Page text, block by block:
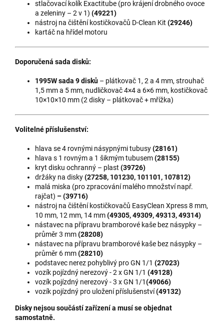
stlačovací kolík Exactitube (pro krájení drobného ovoce
a zeleniny – 2 v 1) (49221)
nástroj na čištění kostičkovačů D-Clean Kit (29246)
kartáč na hřídel motoru
Doporučená sada disků:
1995W sada 9 disků – plátkovač 1, 2 a 4 mm, strouhač
1,5 mm a 5 mm, nudličkovač 4×4 a 6×6 mm, kostičkovač
10×10×10 mm (2 disky – plátkovač + mřížka)
Volitelné příslušenství:
hlava se 4 rovnými násypnými tubusy(28161)
hlava s 1 rovným a 1 šikmým tubusem(28155)
kryt disku ochranný – plast (39726)
držáky na disky(27258, 101230, 101101, 107812)
malá miska (pro zpracování malého množství např.
rajčat) – (39716)
nástroj na čištění kostičkovačů EasyClean Xpress 8 mm,
10 mm, 12 mm, 14 mm(49305, 49309, 49313, 49314)
nástavec na přípravu bramborové kaše bez násypky –
průměr 3 mm(28208)
nástavec na přípravu bramborové kaše bez násypky –
průměr 6 mm(28210)
podstavec nerez pohyblivý pro GN 1/1 (27023)
vozík pojízdný nerezový - 2 x GN 1/1 (49128)
vozík pojízdný nerezový - 3 x GN 1/1(49066)
vozík pojízdný pro uložení příslušenství(49132)
Disky nejsou součástí zařízení a musí se objednat
samostatně.